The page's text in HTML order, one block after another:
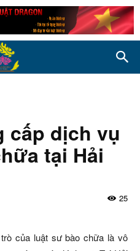
cấp dịch vụ
tại Hải
25
của luật sư bào chữa là vô